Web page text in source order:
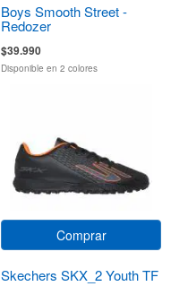
Boys Smooth Street -
Redozer
$39.990
Disponible en 2 colores
Comprar
Skechers SKX_2 Youth TF